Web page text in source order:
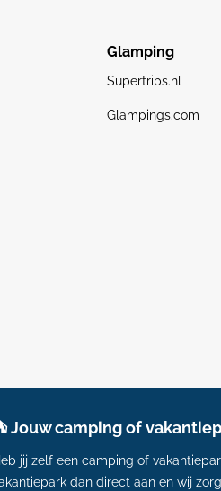
Glamping
Supertrips.nl
Glampings.com
Jouw camping of
jij zelf een camping of
dan direct aan en wij